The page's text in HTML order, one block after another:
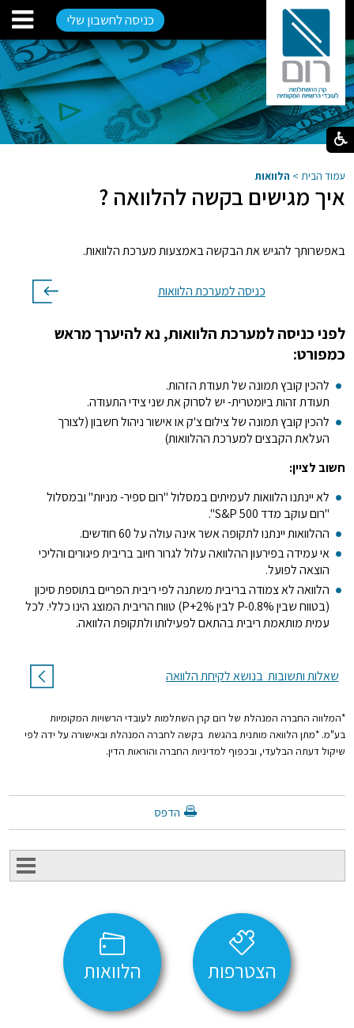
כניסה לחשבון שלי
עמוד הבית > הלוואות
איך מגישים בקשה להלוואה ?
באפשרותך להגיש את הבקשה באמצעות מערכת הלוואות.
כניסה למערכת הלוואות
לפני כניסה למערכת הלוואות, נא להיערך מראש
כמפורט:
להכין קובץ תמונה של תעודת הזהות.
תעודת זהות ביומטרית- יש לסרוק את שני צידי התעודה.
להכין קובץ תמונה של צילום צ'ק או אישור ניהול חשבון (לצורך
העלאת הקבצים למערכת ההלוואות)
חשוב לציין:
לא יינתנו הלוואות לעמיתים במסלול "רום ספיר- מניות" ובמסלול
"רום עוקב מדד S&P 500".
ההלוואות יינתנו לתקופה אשר אינה עולה על 60 חודשים.
אי עמידה בפירעון ההלוואה עלול לגרור חיוב בריבית פיגורים והליכי
הוצאה לפועל.
הלוואה לא צמודה בריבית משתנה לפי ריבית הפריים בתוספת סיכון
(בטווח שבין %P-0.8
לבין P+2%) טווח הריבית המוצג הינו כללי. לכל
עמית מותאמת ריבית בהתאם לפעילותו ולתקופת הלוואה.
שאלות ותשובות בנושא לקיחת הלוואה
*המלווה החברה המנהלת של רום קרן השתלמות לעובדי הרשויות המקומיות
בע"מ.*מתן הלוואה מותנית בהגשת בקשה לחברה המנהלת ובאישורה על ידה לפי
שיקול דעתה הבלעדי, ובכפוף למדיניות החברה והוראות הדין.
הדפס
הצטרפות הלוואות